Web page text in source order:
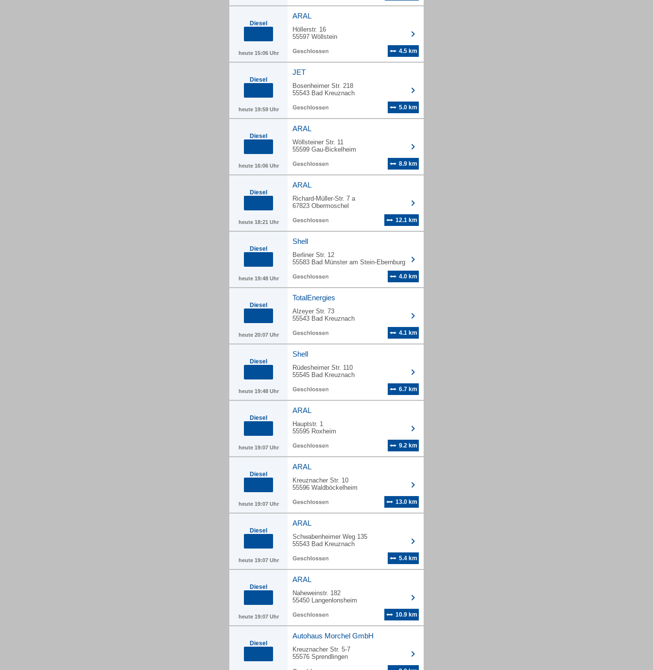
Diesel
heute 15:06 Uhr
ARAL
Höllerstr. 16
55597 Wöllstein
4.5 km
Diesel
heute 19:59 Uhr
JET
Bosenheimer Str. 218
55543 Bad Kreuznach
5.0 km
Diesel
heute 16:06 Uhr
ARAL
Wöllsteiner Str. 11
55599 Gau-Bickelheim
8.9 km
Diesel
heute 18:21 Uhr
ARAL
Richard-Müller-Str. 7 a
67823 Obermoschel
12.1 km
Diesel
heute 19:48 Uhr
Shell
Berliner Str. 12
55583 Bad Münster am Stein-Ebernburg
4.0 km
Diesel
heute 20:07 Uhr
TotalEnergies
Alzeyer Str. 73
55543 Bad Kreuznach
4.1 km
Diesel
heute 19:48 Uhr
Shell
Rüdesheimer Str. 110
55545 Bad Kreuznach
6.7 km
Diesel
heute 19:07 Uhr
ARAL
Hauptstr. 1
55595 Roxheim
9.2 km
Diesel
heute 19:07 Uhr
ARAL
Kreuznacher Str. 10
55596 Waldböckelheim
13.0 km
Diesel
heute 19:07 Uhr
ARAL
Schwabenheimer Weg 135
55543 Bad Kreuznach
5.4 km
Diesel
heute 19:07 Uhr
ARAL
Naheweinstr. 182
55450 Langenlonsheim
10.9 km
Diesel
Autohaus Morchel GmbH
Kreuznacher Str. 5-7
55576 Sprendlingen